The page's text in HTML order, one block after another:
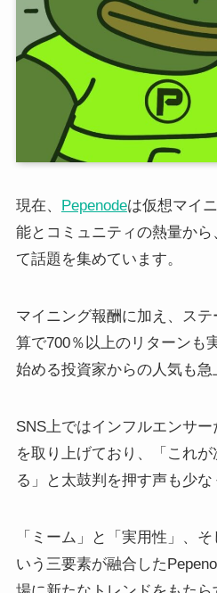
現在、 Pepenodeは仮想マイ
能とコミュニティの熱量か
て話題を集めています。
マイニング報酬に加え、ス
算で700％以上のリターンも
始める投資家からの人気も急
SNS上ではインフルエンサ
を取り上げており、「これ
る」と太鼓判を押す声も少な
「ミーム」と「実用性」、
いう三要素が融合した